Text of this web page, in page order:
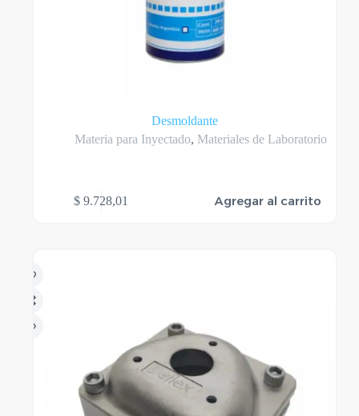
Desmoldante
Materia para Inyectado, Materiales de Laboratorio
$ 9.728,01 Agregar al carrito